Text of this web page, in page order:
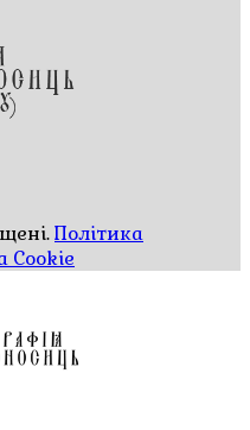
Політика
Cookie